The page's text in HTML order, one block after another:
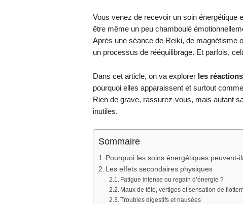
Vous venez de recevoir un soin
être même un peu chamboulé
Après une séance de Reiki, de magnétisme
un processus de rééquilibrage. Et parfois,
Dans cet article, on va explorer les
pourquoi elles apparaissent et surtout
Rien de grave, rassurez-vous, mais autant
inutiles.
Sommaire
Pourquoi les soins énergétiques
Les effets secondaires physiques
Fatigue intense ou regain d’énergie ?
Maux de tête, vertiges et sensation de
Troubles digestifs et nausées